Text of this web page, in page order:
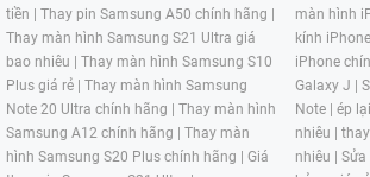
tiền | Thay pin Samsung A50 chính hãng |
Thay màn hình Samsung S21 Ultra giá
bao nhiêu | Thay màn hình Samsung S10
Plus giá rẻ | Thay màn hình Samsung
Note 20 Ultra chính hãng | Thay màn hình
Samsung A12 chính hãng | Thay màn
hình Samsung S20 Plus chính hãng | Giá
màn hình
kính
iPhone
Galaxy J |
Note | ép
nhiêu |
nhiêu | Sửa